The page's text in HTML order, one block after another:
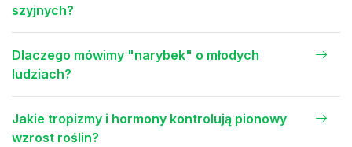
szyjnych?
Dlaczego mówimy "narybek" o młodych
ludziach?
Jakie tropizmy i hormony kontrolują pionowy
wzrost roślin?